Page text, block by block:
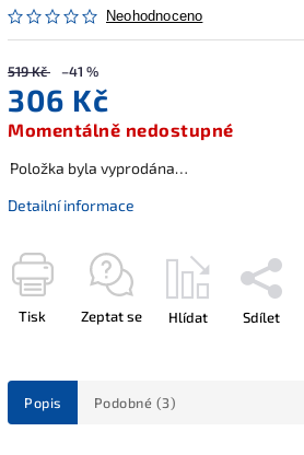
Neohodnoceno
519 Kč –41 %
306 Kč
Momentálně nedostupné
Položka byla vyprodána…
Detailní informace
Tisk Zeptat se Hlídat Sdílet
Popis Podobné (3)